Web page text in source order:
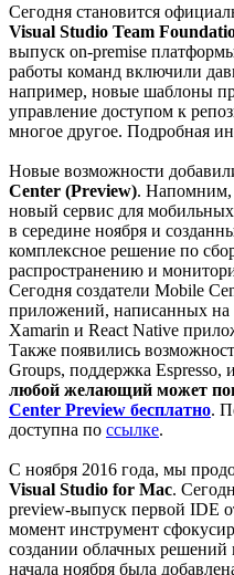
Сегодня становится
Visual Studio Team
выпуск on-premise
работы команд включили
например, новые шаблоны
управление доступом к
многое другое. Подробная
Новые возможности
Center (Preview). Напомним,
новый сервис для
в середине ноября и
комплексное решение по
распространению и
Сегодня создатели Mobile
приложений, написанных на
Xamarin и React Native
Также появились
Groups, поддержка Espresso,
любой желающий может
Center Preview бесплатно.
доступна по ссылке.
С ноября 2016 года, мы
Visual Studio for Mac.
preview-выпуск первой IDE
момент инструмент
создании облачных
начала ноября была